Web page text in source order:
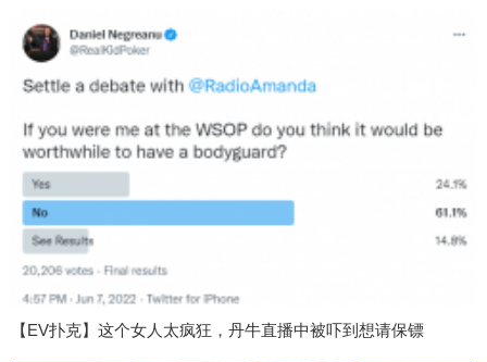
【EV扑克】这个女人太疯狂，丹牛直播中被吓到想请保镖